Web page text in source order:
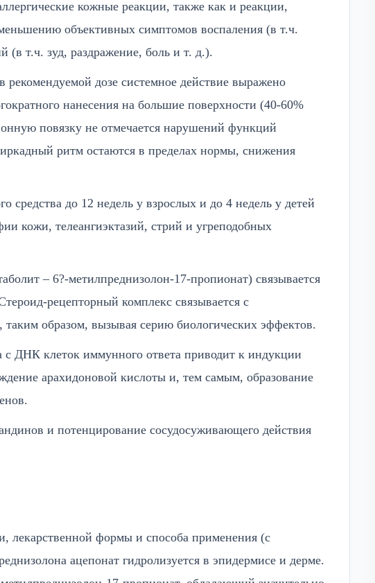
кожные реакции, также как и реакции,
объективных симптомов воспаления (в т.ч.
т.ч. зуд, раздражение, боль и т. д.).
дозе системное действие выражено
нанесения на большие поверхности (40-60%
повязку не отмечается нарушений функций
ритм остаются в пределах нормы, снижения
до 12 недель у взрослых и до 4 недель у детей
кожи, телеангиэктазий, стрий и угреподобных
– 6?-метилпреднизолон-17-пропионат) связывается
рецепторный комплекс связывается с
образом, вызывая серию биологических эффектов.
с ДНК клеток иммунного ответа приводит к индукции
арахидоновой кислоты и, тем самым, образование
и потенцирование сосудосуживающего действия
лекарственной формы и способа применения (с
ацепонат гидролизуется в эпидермисе и дерме.